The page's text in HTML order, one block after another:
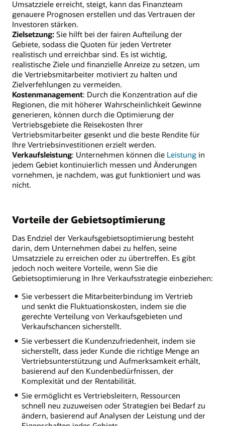
Umsatzziele erreicht, steigt, kann das Finanzteam
genauere Prognosen erstellen und das Vertrauen der
Investoren stärken.
Zielsetzung: Sie hilft bei der fairen Aufteilung der
Gebiete, sodass die Quoten für jeden Vertreter
realistisch und erreichbar sind. Es ist wichtig,
realistische Ziele und finanzielle Anreize zu setzen, um
die Vertriebsmitarbeiter motiviert zu halten und
Zielverfehlungen zu vermeiden.
Kostenmanagement: Durch die Konzentration auf die
Regionen, die mit höherer Wahrscheinlichkeit Gewinne
generieren, können durch die Optimierung der
Vertriebsgebiete die Reisekosten Ihrer
Vertriebsmitarbeiter gesenkt und die beste Rendite für
Ihre Vertriebsinvestitionen erzielt werden.
Verkaufsleistung: Unternehmen können die Leistung in
jedem Gebiet kontinuierlich messen und Änderungen
vornehmen, je nachdem, was gut funktioniert und was
nicht.
Vorteile der Gebietsoptimierung
Das Endziel der Verkaufsgebietsoptimierung besteht
darin, dem Unternehmen dabei zu helfen, seine
Umsatzziele zu erreichen oder zu übertreffen. Es gibt
jedoch noch weitere Vorteile, wenn Sie die
Gebietsoptimierung in Ihre Verkaufsstrategie einbeziehen:
Sie verbessert die Mitarbeiterbindung im Vertrieb
und senkt die Fluktuationskosten, indem sie die
gerechte Verteilung von Verkaufsgebieten und
Verkaufschancen sicherstellt.
Sie verbessert die Kundenzufriedenheit, indem sie
sicherstellt, dass jeder Kunde die richtige Menge an
Vertriebsunterstützung und Aufmerksamkeit erhält,
basierend auf den Kundenbedürfnissen, der
Komplexität und der Rentabilität.
Sie ermöglicht es Vertriebsleitern, Ressourcen
schnell neu zuzuweisen oder Strategien bei Bedarf zu
ändern, basierend auf Analysen der Leistung und der